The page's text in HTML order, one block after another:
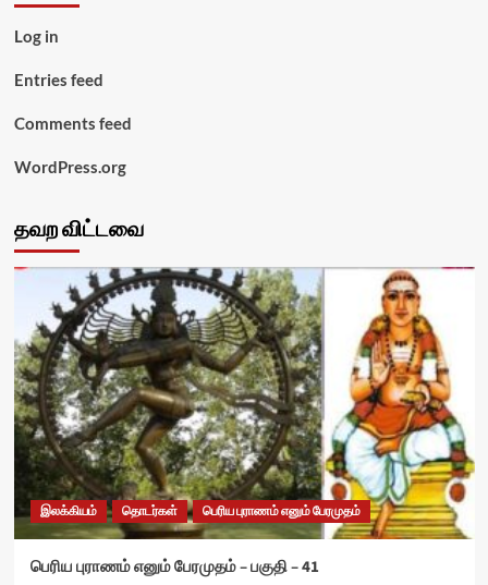
Log in
Entries feed
Comments feed
WordPress.org
தவற விட்டவை
இலக்கியம் தொடர்கள் பெரிய புராணம் எனும் பேரமுதம்
பெரிய புராணம் எனும் பேரமுதம் – பகுதி – 41